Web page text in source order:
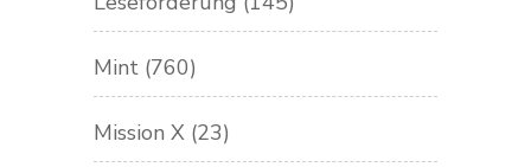
Mint (760)
Mission X (23)